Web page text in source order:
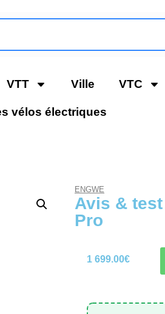
VTT Ville VTC
vélos électriques
ENGWE
Avis &
Pro
1 699.00€